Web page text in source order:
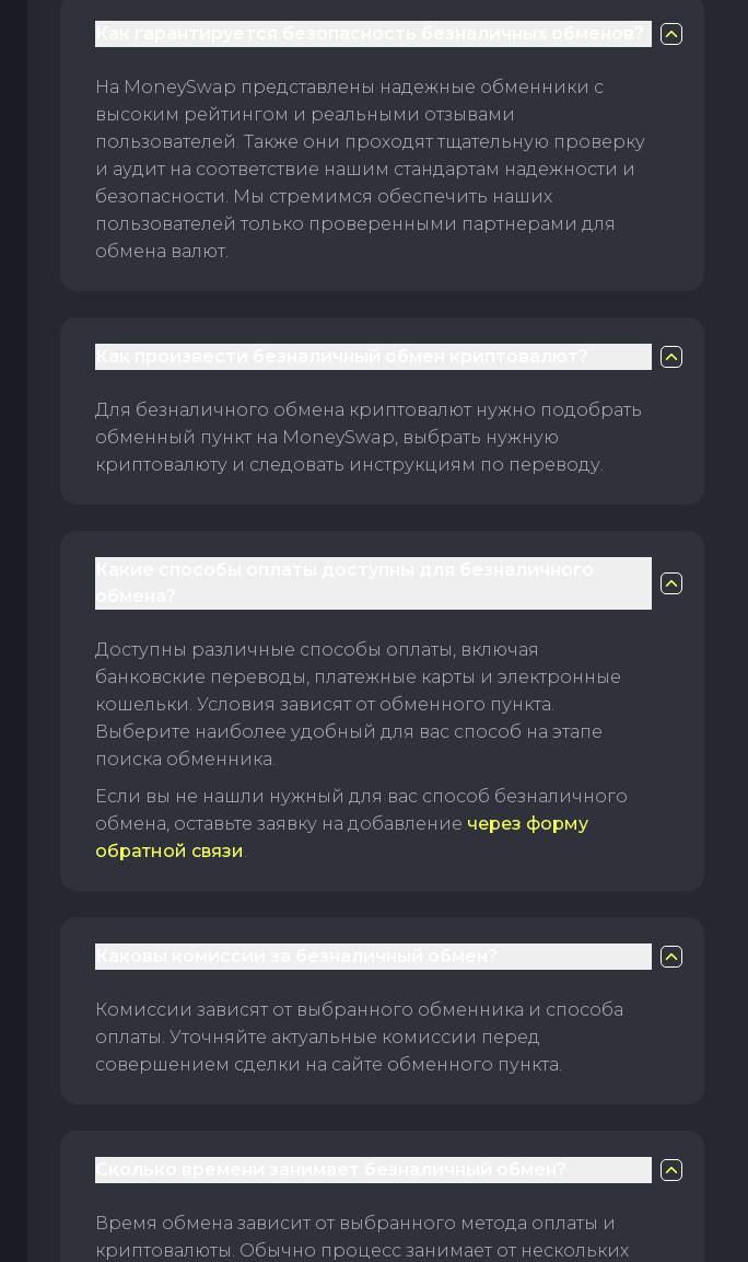
На MoneySwap представлены надежные обменники с
высоким рейтингом и реальными отзывами
пользователей. Также они проходят тщательную проверку
и аудит на соответствие нашим стандартам надежности и
безопасности. Мы стремимся обеспечить наших
пользователей только проверенными партнерами для
обмена валют.
Для безналичного обмена криптовалют нужно подобрать
обменный пункт на MoneySwap, выбрать нужную
криптовалюту и следовать инструкциям по переводу.
Доступны различные способы оплаты, включая
банковские переводы, платежные карты и электронные
кошельки. Условия зависят от обменного пункта.
Выберите наиболее удобный для вас способ на этапе
поиска обменника.
Если вы не нашли нужный для вас способ безналичного
обмена, оставьте заявку на добавление через форму
обратной связи.
Комиссии зависят от выбранного обменника и способа
оплаты. Уточняйте актуальные комиссии перед
совершением сделки на сайте обменного пункта.
Время обмена зависит от выбранного метода оплаты и
криптовалюты. Обычно процесс занимает от нескольких